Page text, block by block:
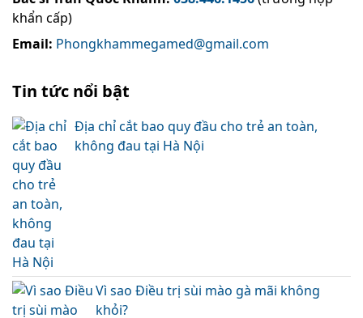
khẩn cấp)
Email: Phongkhammegamed@gmail.com
Tin tức nổi bật
Địa chỉ cắt bao quy đầu cho trẻ an toàn,
không đau tại Hà Nội
Vì sao Điều trị sùi mào gà mãi không
khỏi?